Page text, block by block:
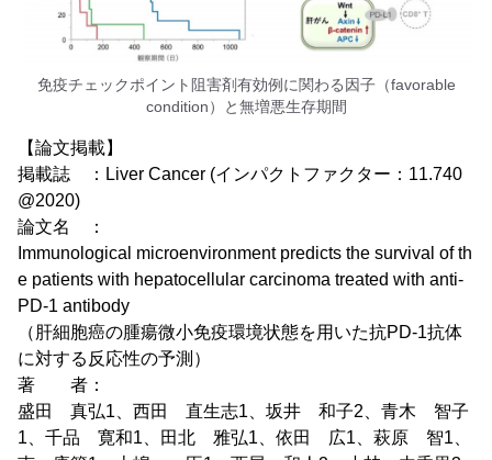
免疫チェックポイント阻害剤有効例に関わる因子（favorable
condition）と無増悪生存期間
【論文掲載】
掲載誌 ：Liver Cancer (インパクトファクター：11.740
@2020)
論文名 ：
Immunological microenvironment predicts the survival of th
e patients with hepatocellular carcinoma treated with anti-
PD-1 antibody
（肝細胞癌の腫瘍微小免疫環境状態を用いた抗PD-1抗体
に対する反応性の予測）
著 者：
盛田 真弘1、西田 直生志1、坂井 和子2、青木 智子
1、千品 寛和1、田北 雅弘1、依田 広1、萩原 智1、